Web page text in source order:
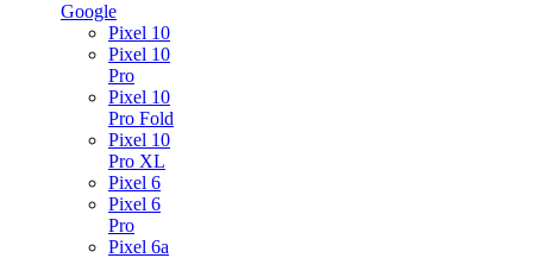
Google
Pixel 10
Pixel 10
Pro
Pixel 10
Pro Fold
Pixel 10
Pro XL
Pixel 6
Pixel 6
Pro
Pixel 6a